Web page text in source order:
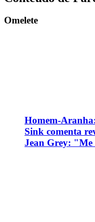
Omelete
Homem-
Sink comenta
Jean Grey: